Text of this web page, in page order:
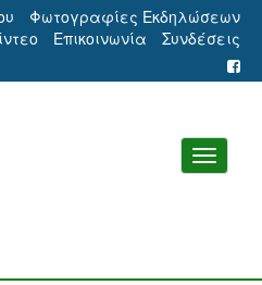
Φωτογραφίες Εκδηλώσεων
Επικοινωνία Συνδέσεις